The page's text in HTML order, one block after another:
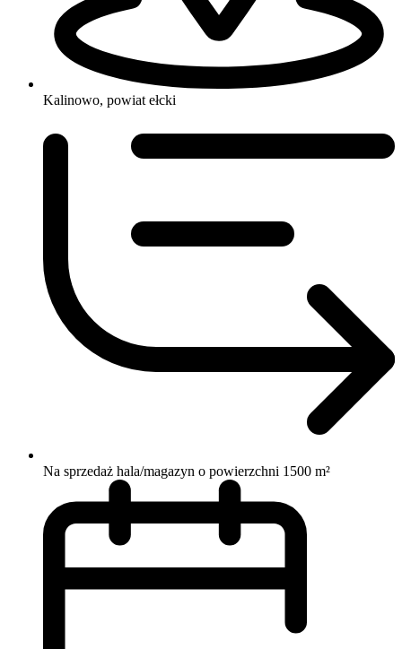
Kalinowo, powiat ełcki
Na sprzedaż hala/magazyn o powierzchni 1500 m²